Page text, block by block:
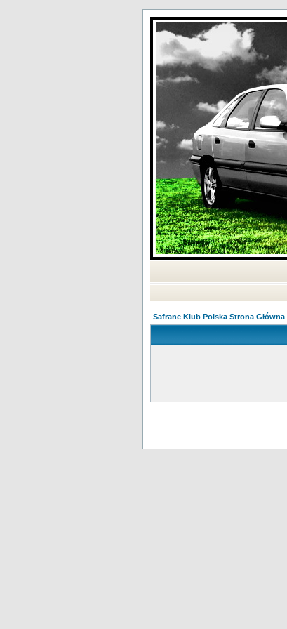
Safrane Klub Polska Strona Główna